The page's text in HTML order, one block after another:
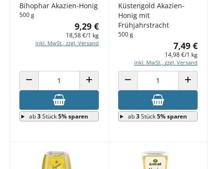
Bihophar Akazien-Honig
500 g
9,29 €
18,58 €/1 kg
inkl. MwSt., zzgl. Versand
ANZAHL VERRINGERN ANZAHL ERHÖHEN
ab3Stück5% sparen
Küstengold Akazien-
Honig mit
Frühjahrstracht
500 g
7,49 €
14,98 €/1 kg
inkl. MwSt., zzgl. Versand
ANZAHL VERRINGERN ANZAHL
ab3Stück5% sparen